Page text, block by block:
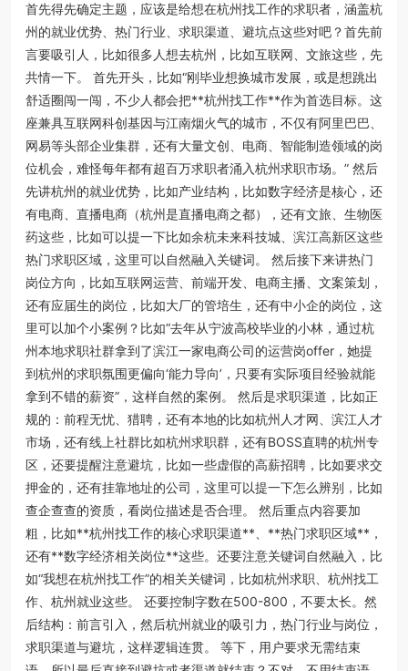
首先得先确定主题，应该是给想在杭州找工作的求职者，涵盖杭
州的就业优势、热门行业、求职渠道、避坑点这些对吧？首先前
言要吸引人，比如很多人想去杭州，比如互联网、文旅这些，先
共情一下。 首先开头，比如“刚毕业想换城市发展，或是想跳出
舒适圈闯一闯，不少人都会把**杭州找工作**作为首选目标。这
座兼具互联网科创基因与江南烟火气的城市，不仅有阿里巴巴、
网易等头部企业集群，还有大量文创、电商、智能制造领域的岗
位机会，难怪每年都有超百万求职者涌入杭州求职市场。” 然后
先讲杭州的就业优势，比如产业结构，比如数字经济是核心，还
有电商、直播电商（杭州是直播电商之都），还有文旅、生物医
药这些，比如可以提一下比如余杭未来科技城、滨江高新区这些
热门求职区域，这里可以自然融入关键词。 然后接下来讲热门
岗位方向，比如互联网运营、前端开发、电商主播、文案策划，
还有应届生的岗位，比如大厂的管培生，还有中小企的岗位，这
里可以加个小案例？比如“去年从宁波高校毕业的小林，通过杭
州本地求职社群拿到了滨江一家电商公司的运营岗offer，她提
到杭州的求职氛围更偏向‘能力导向’，只要有实际项目经验就能
拿到不错的薪资”，这样自然的案例。 然后是求职渠道，比如正
规的：前程无忧、猎聘，还有本地的比如杭州人才网、滨江人才
市场，还有线上社群比如杭州求职群，还有BOSS直聘的杭州专
区，还要提醒注意避坑，比如一些虚假的高薪招聘，比如要求交
押金的，还有挂靠地址的公司，这里可以提一下怎么辨别，比如
查企查查的资质，看岗位描述是否合理。 然后重点内容要加
粗，比如**杭州找工作的核心求职渠道**、**热门求职区域**，
还有**数字经济相关岗位**这些。还要注意关键词自然融入，比
如“我想在杭州找工作”的相关关键词，比如杭州求职、杭州找工
作、杭州就业这些。 还要控制字数在500-800，不要太长。然
后结构：前言引入，然后杭州就业的吸引力，热门行业与岗位，
求职渠道与避坑，这样逻辑连贯。 等下，用户要求无需结束